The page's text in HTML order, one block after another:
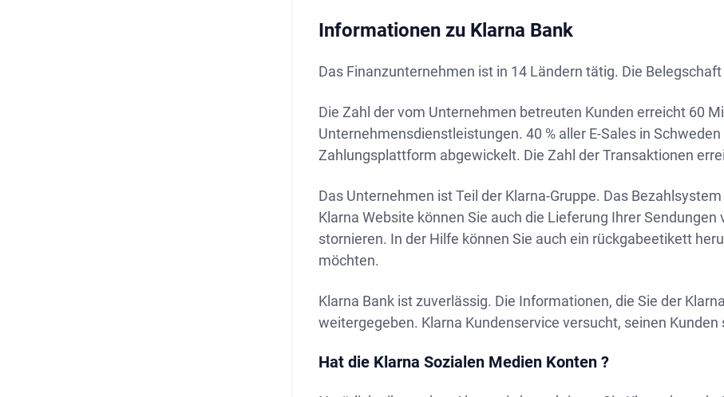
Informationen zu Klarna Bank
Das Finanzunternehmen ist in 14 Ländern tätig. Die
Die Zahl der vom Unternehmen betreuten Kunden erreicht 60
Unternehmensdienstleistungen. 40 % aller E-Sales in
Zahlungsplattform abgewickelt. Die Zahl der Transaktionen
Das Unternehmen ist Teil der Klarna-Gruppe. Das
Klarna Website können Sie auch die Lieferung Ihrer
stornieren. In der Hilfe können Sie auch ein rückgabeetikett
möchten.
Klarna Bank ist zuverlässig. Die Informationen, die Sie der
weitergegeben. Klarna Kundenservice versucht, seinen
Hat die Klarna Sozialen Medien Konten ?